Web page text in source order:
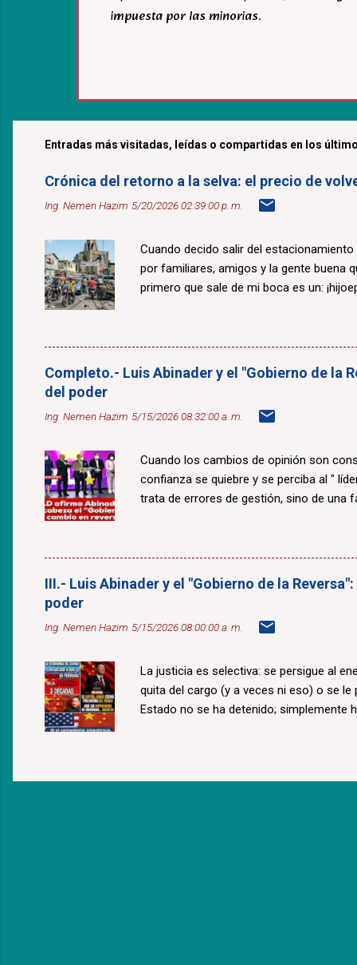
impuesta por las minorias.
Entradas más visitadas, leídas o compartidas en los
Crónica del retorno a la selva: el precio de
Ing. Nemen Hazim 5/20/2026 02:39:00 p. m.
Cuando decido salir del
por familiares, amigos y la gente buena
primero que sale de mi boca es un:
Completo.- Luis Abinader y el "Gobierno de la
del poder
Ing. Nemen Hazim 5/15/2026 08:32:00 a. m.
Cuando los cambios de opinión son
confianza se quiebre y se perciba al "
trata de errores de gestión, sino de una
III.- Luis Abinader y el "Gobierno de la
poder
Ing. Nemen Hazim 5/15/2026 08:00:00 a. m.
La justicia es selectiva: se persigue al
quita del cargo (y a veces ni eso) o se
Estado no se ha detenido; simplemente